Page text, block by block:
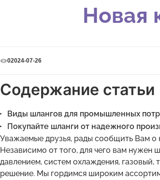
Новая
02024-07-26
Содержание статьи
Виды шлангов для промышленных
Покупайте шланги от надежного
Уважаемые друзья, рады сообщить Вам
Независимо от того, для чего вам нужен
давлением, систем охлаждения,
решение. Мы гордимся широким